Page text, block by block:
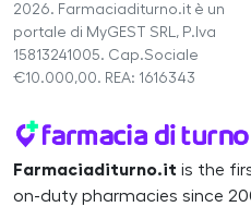
2026. Farmaciaditurno.it è un
portale di MyGEST SRL, P.Iva
15813241005. Cap.Sociale
€10.000,00. REA: 1616343
Farmaciaditurno.it is the
on-duty pharmacies since